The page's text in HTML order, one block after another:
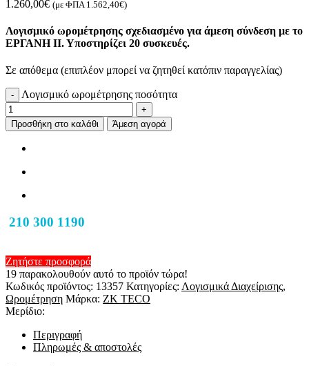
1.260,00€ (με ΦΠΑ 1.562,40€)
Λογισμικό ωρομέτρησης σχεδιασμένο για άμεση σύνδεση με το
ΕΡΓΑΝΗ ΙΙ. Υποστηρίζει 20 συσκευές.
Σε απόθεμα (επιπλέον μπορεί να ζητηθεί κατόπιν παραγγελίας)
- Λογισμικό ωρομέτρησης ποσότητα
+
Προσθήκη στο καλάθι
Άμεση αγορά
210 300 1190
Ζητήστε προσφορά
19 παρακολουθούν αυτό το προϊόν τώρα!
Κωδικός προϊόντος: 13357 Κατηγορίες: Λογισμικά Διαχείρισης,
Ωρομέτρηση Μάρκα: ZK TECO
Μερίδιο:
Περιγραφή
Πληρωμές & αποστολές